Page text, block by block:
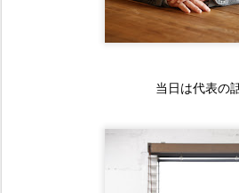
当日は代表の